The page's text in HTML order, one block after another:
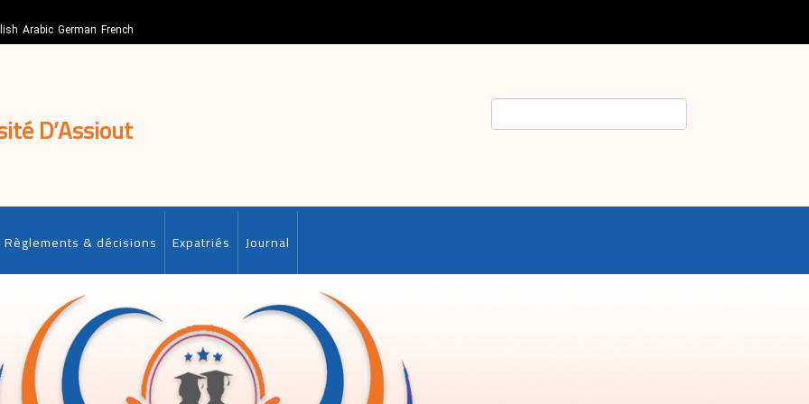
Arabic German French
D’Assiout
Règlements & décisions Expatriés Journal